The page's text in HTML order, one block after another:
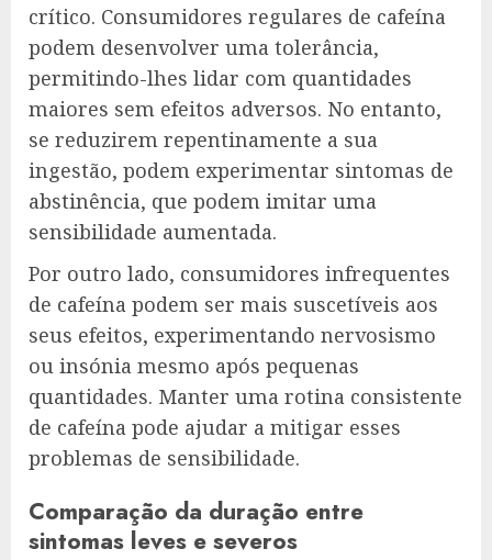
crítico. Consumidores regulares de cafeína
podem desenvolver uma tolerância,
permitindo-lhes lidar com quantidades
maiores sem efeitos adversos. No entanto,
se reduzirem repentinamente a sua
ingestão, podem experimentar sintomas de
abstinência, que podem imitar uma
sensibilidade aumentada.
Por outro lado, consumidores infrequentes
de cafeína podem ser mais suscetíveis aos
seus efeitos, experimentando nervosismo
ou insónia mesmo após pequenas
quantidades. Manter uma rotina consistente
de cafeína pode ajudar a mitigar esses
problemas de sensibilidade.
Comparação da duração entre
sintomas leves e severos